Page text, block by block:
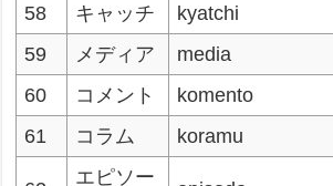
58 キャッチ kyatchi
59
メディア media
60
コメント komento
61
コラム koramu
エピソー